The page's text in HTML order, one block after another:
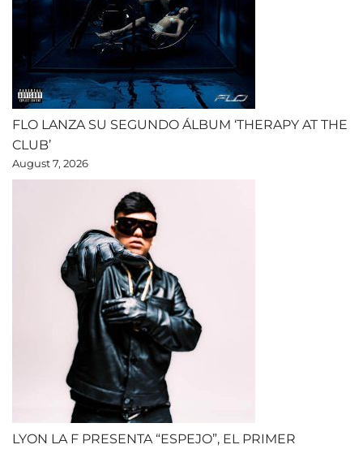
FLO LANZA SU SEGUNDO ÁLBUM ‘THERAPY AT THE
CLUB’
August 7, 2026
LYON LA F PRESENTA “ESPEJO”, EL PRIMER